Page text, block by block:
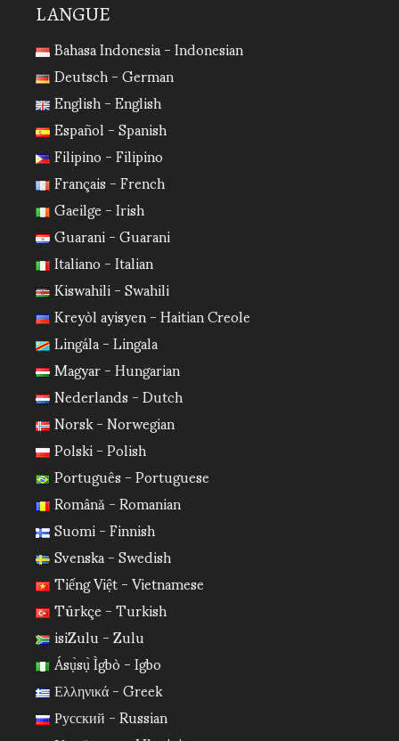
LANGUE
Bahasa Indonesia - Indonesian
Deutsch - German
English - English
Español - Spanish
Filipino - Filipino
Français - French
Gaeilge - Irish
Guarani - Guarani
Italiano - Italian
Kiswahili - Swahili
Kreyòl ayisyen - Haitian Creole
Lingála - Lingala
Magyar - Hungarian
Nederlands - Dutch
Norsk - Norwegian
Polski - Polish
Português - Portuguese
Română - Romanian
Suomi - Finnish
Svenska - Swedish
Tiếng Việt - Vietnamese
Türkçe - Turkish
isiZulu - Zulu
Ásụ̀sụ̀ Ìgbò - Igbo
Ελληνικά - Greek
Русский - Russian